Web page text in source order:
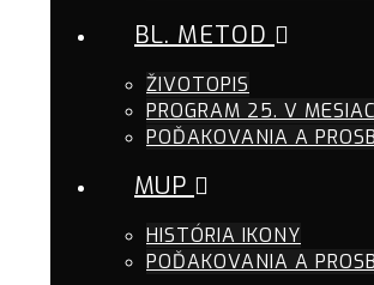
BL. METOD
ŽIVOTOPIS
PROGRAM 25. V
POĎAKOVANIA A
MUP
HISTÓRIA IKONY
POĎAKOVANIA A